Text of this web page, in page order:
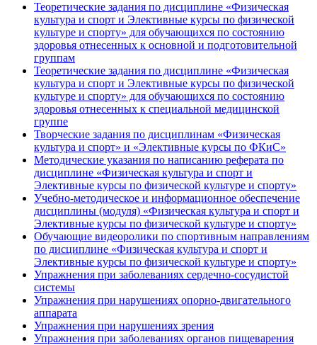
Теоретические задания по дисциплине «Физическая
культура и спорт и Элективные курсы по физической
культуре и спорту» для обучающихся по состоянию
здоровья отнесенных к основной и подготовительной
группам
Теоретические задания по дисциплине «Физическая
культура и спорт и Элективные курсы по физической
культуре и спорту» для обучающихся по состоянию
здоровья отнесенных к специальной медицинской
группе
Творческие задания по дисциплинам «Физическая
культура и спорт» и «Элективные курсы по ФКиС»
Методические указания по написанию реферата по
дисциплине «Физическая культура и спорт и
Элективные курсы по физической культуре и спорту»
Учебно-методическое и информационное обеспечение
дисциплины (модуля) «Физическая культура и спорт и
Элективные курсы по физической культуре и спорту»
Обучающие видеоролики по спортивным направлениям
по дисциплине «Физическая культура и спорт и
Элективные курсы по физической культуре и спорту»
Упражнения при заболеваниях сердечно-сосудистой
системы
Упражнения при нарушениях опорно-двигательного
аппарата
Упражнения при нарушениях зрения
Упражнения при заболеваниях органов пищеварения